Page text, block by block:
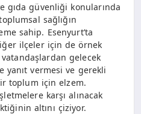
gıda güvenliği konularında
sağlığın
sahip. Esenyurt’ta
ilçeler için de örnek
gelecek
yanıt vermesi ve gerekli
toplum için elzem.
karşı alınacak
altını çiziyor.